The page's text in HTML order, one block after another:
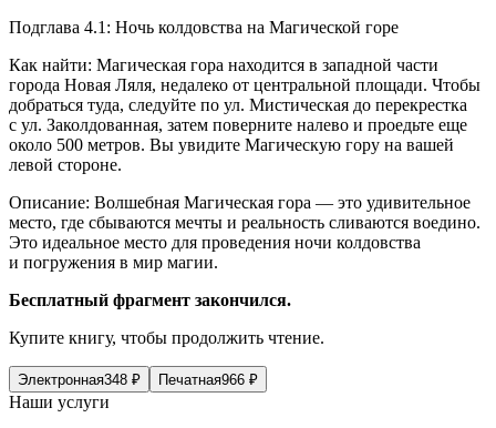
Подглава 4.1: Ночь колдовства на Магической горе
Как найти: Магическая гора находится в западной части
города Новая Ляля, недалеко от центральной площади. Чтобы
добраться туда, следуйте по ул. Мистическая до перекрестка
с ул. Заколдованная, затем поверните налево и проедьте еще
около 500 метров. Вы увидите Магическую гору на вашей
левой стороне.
Описание: Волшебная Магическая гора — это удивительное
место, где сбываются мечты и реальность сливаются воедино.
Это идеальное место для проведения ночи колдовства
и погружения в мир магии.
Бесплатный фрагмент закончился.
Купите книгу, чтобы продолжить чтение.
Электронная348 ₽ Печатная966 ₽
Наши услуги